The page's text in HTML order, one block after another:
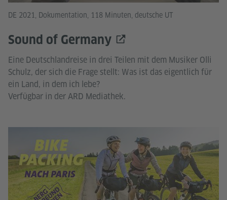
DE 2021, Dokumentation, 118 Minuten, deutsche UT
Sound of Germany
Eine Deutschlandreise in drei Teilen mit dem Musiker Olli
Schulz, der sich die Frage stellt: Was ist das eigentlich für
ein Land, in dem ich lebe?
Verfügbar in der ARD Mediathek.